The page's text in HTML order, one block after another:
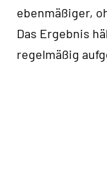
ebenmäßiger,
Das Ergebnis
regelmäßig